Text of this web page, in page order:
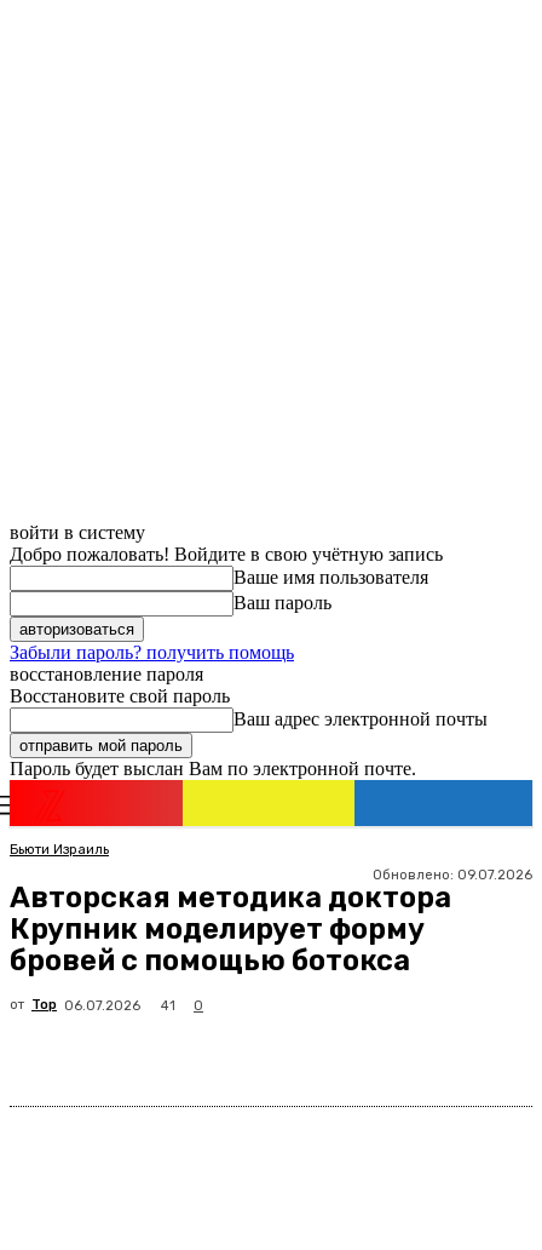
войти в систему
Добро пожаловать! Войдите в свою учётную запись
Ваше имя пользователя
Ваш пароль
Забыли пароль? получить помощь
восстановление пароля
Восстановите свой пароль
Ваш адрес электронной почты
Пароль будет выслан Вам по электронной почте.
Бьюти Израиль
Обновлено: 09.07.2026
Авторская методика доктора
Крупник моделирует форму
бровей с помощью ботокса
от Top 06.07.2026 41 0